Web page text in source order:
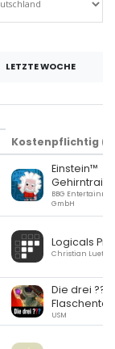
LETZTE WOCHE
Kostenpflichtig
Einstein™
BBG
GmbH
Logicals Pro
Christian Lueth
Die drei ???
USM